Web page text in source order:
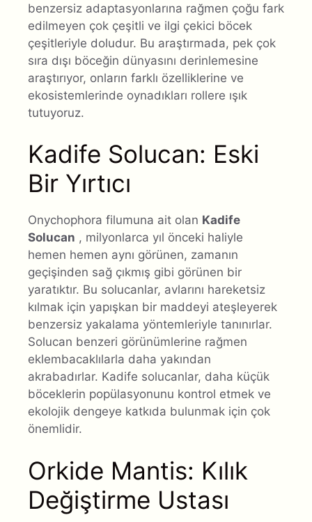
benzersiz adaptasyonlarına rağmen çoğu fark
edilmeyen çok çeşitli ve ilgi çekici böcek
çeşitleriyle doludur. Bu araştırmada, pek çok
sıra dışı böceğin dünyasını derinlemesine
araştırıyor, onların farklı özelliklerine ve
ekosistemlerinde oynadıkları rollere ışık
tutuyoruz.
Kadife Solucan: Eski
Bir Yırtıcı
Onychophora filumuna ait olan Kadife
Solucan , milyonlarca yıl önceki haliyle
hemen hemen aynı görünen, zamanın
geçişinden sağ çıkmış gibi görünen bir
yaratıktır. Bu solucanlar, avlarını hareketsiz
kılmak için yapışkan bir maddeyi ateşleyerek
benzersiz yakalama yöntemleriyle tanınırlar.
Solucan benzeri görünümlerine rağmen
eklembacaklılarla daha yakından
akrabadırlar. Kadife solucanlar, daha küçük
böceklerin popülasyonunu kontrol etmek ve
ekolojik dengeye katkıda bulunmak için çok
önemlidir.
Orkide Mantis: Kılık
Değiştirme Ustası